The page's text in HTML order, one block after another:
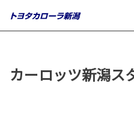
カーロッツ新潟ス